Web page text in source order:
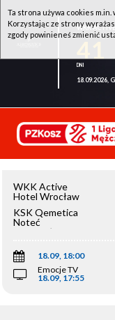
WKK
18.09.2026,
WKK Active
Hotel Wrocław
KSK Qemetica
Noteć
Inowrocław
18.09, 18:00
Emocje TV
18.09, 17:55
Ta strona używa cookies
Korzystając ze strony
zgody powinieneś zmienić